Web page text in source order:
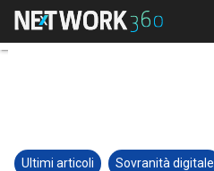
Ultimi articoli Sovranità digitale